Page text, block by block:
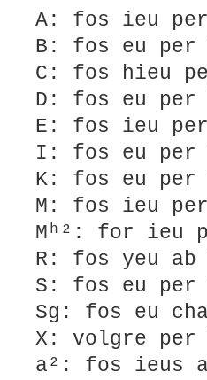
A: fos ieu
B: fos eu
C: fos hieu
D: fos eu
E: fos ieu
I: fos eu per
K: fos eu
M: fos ieu
Mʰ²: for ieu
R: fos yeu
S: fos eu
Sg: fos eu
X: volgre
a²: fos ieus